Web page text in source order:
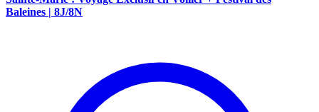
Baleines | 8J/8N